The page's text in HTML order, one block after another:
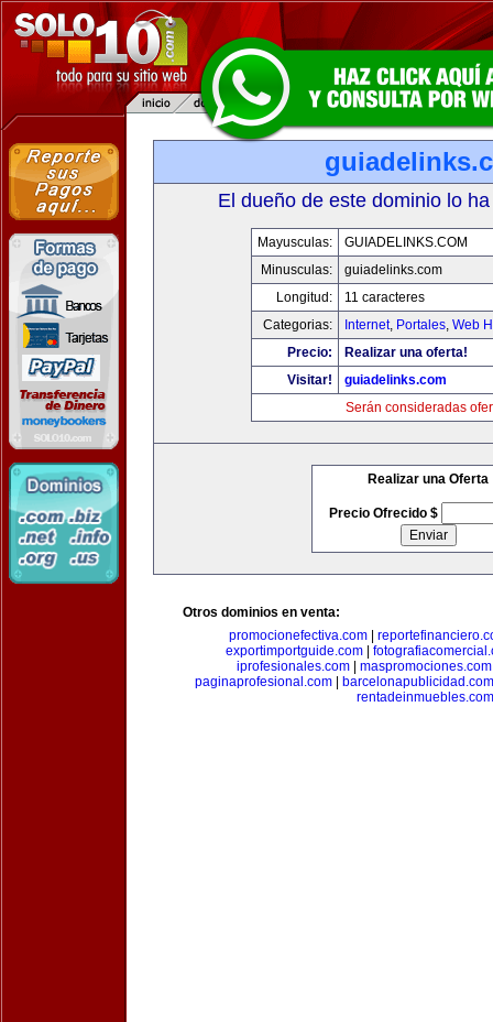
El dueño de este dominio lo
Mayusculas:
GUIADELINKS.COM
Minusculas:
guiadelinks.com
Longitud:
11 caracteres
Categorias:
Internet, Portales, Web
Precio:
Realizar una oferta!
Visitar!
guiadelinks.com
Serán consideradas
Realizar una Oferta
Precio Ofrecido $
Otros dominios en venta:
promocionefectiva.com
exportimportguide.com
iprofesionales.com
maspromociones.com
paginaprofesional.com|
barcelonapublicidad.com
rentadeinmuebles.com